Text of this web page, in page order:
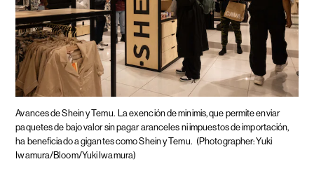
Avances de Shein y Temu. La exención de minimis, que permite enviar
paquetes de bajo valor sin pagar aranceles ni impuestos de importación,
ha beneficiado a gigantes como Shein y Temu. (Photographer: Yuki
Iwamura/Bloom/Yuki Iwamura)